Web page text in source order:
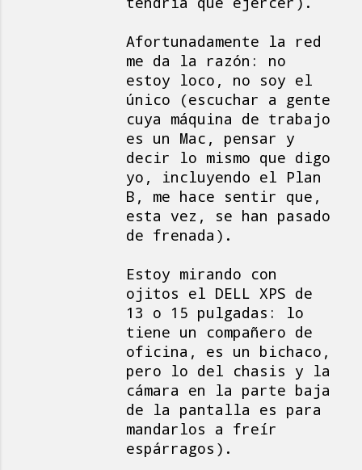
Afortunadamente la red
me da la razón: no
estoy loco, no soy el
único (escuchar a gente
cuya máquina de trabajo
es un Mac, pensar y
decir lo mismo que digo
yo, incluyendo el Plan
B, me hace sentir que,
esta vez, se han pasado
de frenada).
Estoy mirando con
ojitos el DELL XPS de
13 o 15 pulgadas: lo
tiene un compañero de
oficina, es un bichaco,
pero lo del chasis y la
cámara en la parte baja
de la pantalla es para
mandarlos a freír
espárragos).